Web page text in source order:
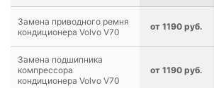
Замена приводного ремня
кондиционера Volvo V70
от 1190 руб.
Замена подшипника
компрессора
кондиционера Volvo V70
от 1190 руб.